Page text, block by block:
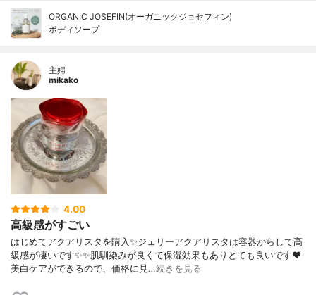
ORGANIC JOSEFIN(オーガニックジョセフィン)
ボディソープ
主婦
mikako
4.00
高級感がすごい
はじめてアクアリスタを購入✨ジェリーアクアリスタは容器からして高
級感が凄いです✨✨肌馴染みが良くて保湿効果もありとても良いです❤️
美白ケアができるので、価格に見…続きを見る